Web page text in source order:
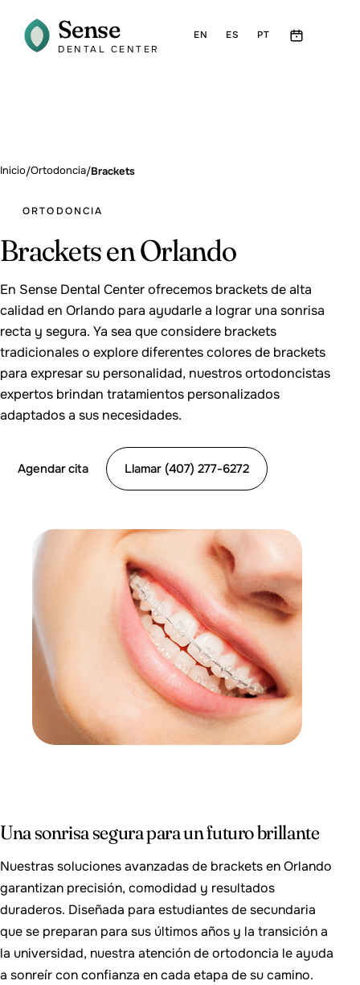
Sense
DENTAL CENTER
EN ES PT
Inicio/Ortodoncia/Brackets
ORTODONCIA
Brackets en Orlando
En Sense Dental Center ofrecemos brackets de alta
calidad en Orlando para ayudarle a lograr una sonrisa
recta y segura. Ya sea que considere brackets
tradicionales o explore diferentes colores de brackets
para expresar su personalidad, nuestros ortodoncistas
expertos brindan tratamientos personalizados
adaptados a sus necesidades.
Agendar cita Llamar (407) 277-6272
Una sonrisa segura para un futuro brillante
Nuestras soluciones avanzadas de brackets en Orlando
garantizan precisión, comodidad y resultados
duraderos. Diseñada para estudiantes de secundaria
que se preparan para sus últimos años y la transición a
la universidad, nuestra atención de ortodoncia le ayuda
a sonreír con confianza en cada etapa de su camino.